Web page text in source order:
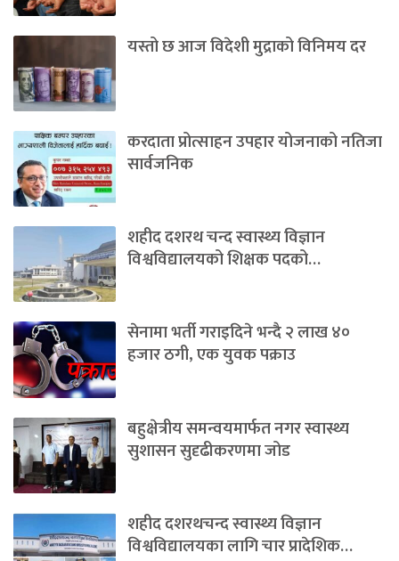
यस्तो छ आज विदेशी मुद्राको विनिमय दर
करदाता प्रोत्साहन उपहार योजनाको नतिजा
सार्वजनिक
शहीद दशरथ चन्द स्वास्थ्य विज्ञान
विश्वविद्यालयको शिक्षक पदको…
सेनामा भर्ती गराइदिने भन्दै २ लाख ४०
हजार ठगी, एक युवक पक्राउ
बहुक्षेत्रीय समन्वयमार्फत नगर स्वास्थ्य
सुशासन सुदृढीकरणमा जोड
शहीद दशरथचन्द स्वास्थ्य विज्ञान
विश्वविद्यालयका लागि चार प्रादेशिक…